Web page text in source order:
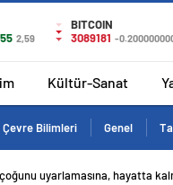
2,59
BITCOIN
3089181 -
Kültür-Sanat
Çevre Bilimleri Genel
uyarlamasına, hayatta